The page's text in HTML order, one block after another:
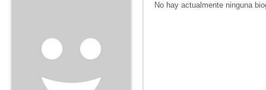
No hay actualmente ninguna